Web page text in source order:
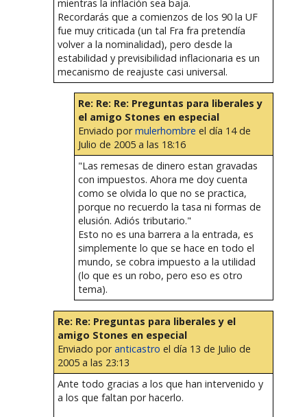
mientras la inflación sea baja.
Recordarás que a comienzos de los 90 la UF
fue muy criticada (un tal Fra fra pretendía
volver a la nominalidad), pero desde la
estabilidad y previsibilidad inflacionaria es un
mecanismo de reajuste casi universal.
Re: Re: Re: Preguntas para liberales y
el amigo Stones en especial
Enviado pormulerhombre el día 14 de
Julio de 2005 a las 18:16
"Las remesas de dinero estan gravadas
con impuestos. Ahora me doy cuenta
como se olvida lo que no se practica,
porque no recuerdo la tasa ni formas de
elusión. Adiós tributario."
Esto no es una barrera a la entrada, es
simplemente lo que se hace en todo el
mundo, se cobra impuesto a la utilidad
(lo que es un robo, pero eso es otro
tema).
Re: Re: Preguntas para liberales y el
amigo Stones en especial
Enviado poranticastro el día 13 de Julio de
2005 a las 23:13
Ante todo gracias a los que han intervenido y
a los que faltan por hacerlo.